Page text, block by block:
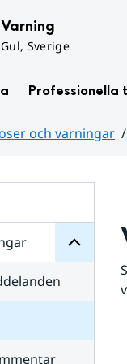
Varning
Gul, Sverige
Professionella
och varningar
för
varningar